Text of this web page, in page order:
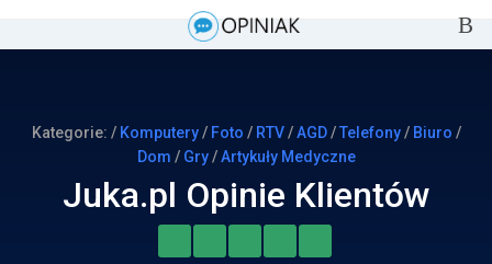
Kategorie: / Komputery/ Foto / RTV/AGD/Telefony/ Biuro /
Dom / Gry/Artykuły Medyczne
Juka.pl Opinie Klientów